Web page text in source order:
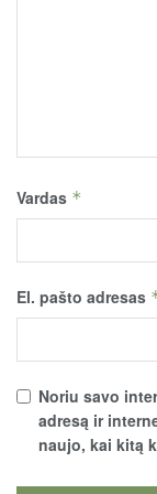
Vardas *
El. pašto adresas
Noriu savo
adresą ir
naujo, kai kitą